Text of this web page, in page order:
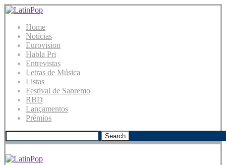
Home
Notícias
Eurovision
Habla Pri
Entrevistas
Letras de Música
Listas
Festival de Sanremo
RBD
Lançamentos
Prêmios
Search